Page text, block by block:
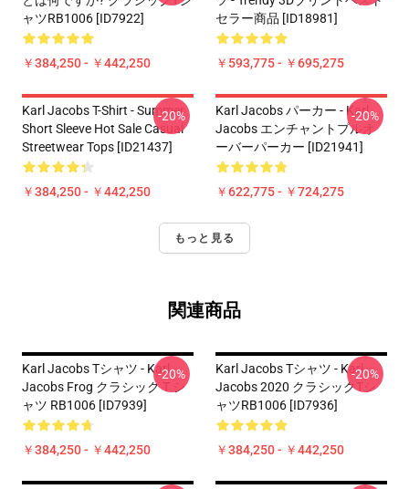
ャツRB1006 [ID7922]
￥384,250 - ￥442,250
セラー商品 [ID18981]
￥593,775 - ￥695,275
Karl Jacobs T-Shirt - Summer
Short Sleeve Hot Sale Casual
Streetwear Tops [ID21437]
￥384,250 - ￥442,250
-20%
Karl Jacobs パーカー - Karl
Jacobs エンチャントプルオ
ーバーパーカー [ID21941]
￥622,775 - ￥724,275
-20%
もっと見る
関連商品
Karl Jacobs Tシャツ - Karl
Jacobs Frog クラシック T シ
ャツ RB1006 [ID7939]
￥384,250 - ￥442,250
-20%
Karl Jacobs Tシャツ - Karl
Jacobs 2020 クラシックTシ
ャツRB1006 [ID7936]
￥384,250 - ￥442,250
-20%